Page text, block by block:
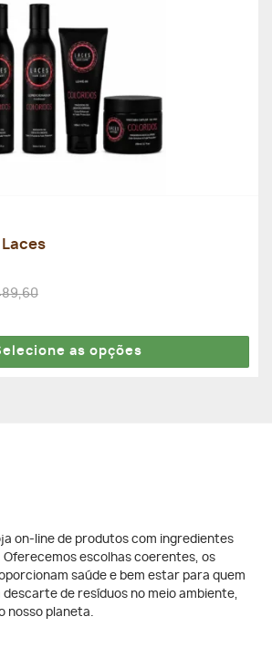
Laces
as opções
on-line de produtos com ingredientes
escolhas coerentes, os
saúde e bem estar para quem
descarte de resíduos no meio ambiente,
nosso planeta.